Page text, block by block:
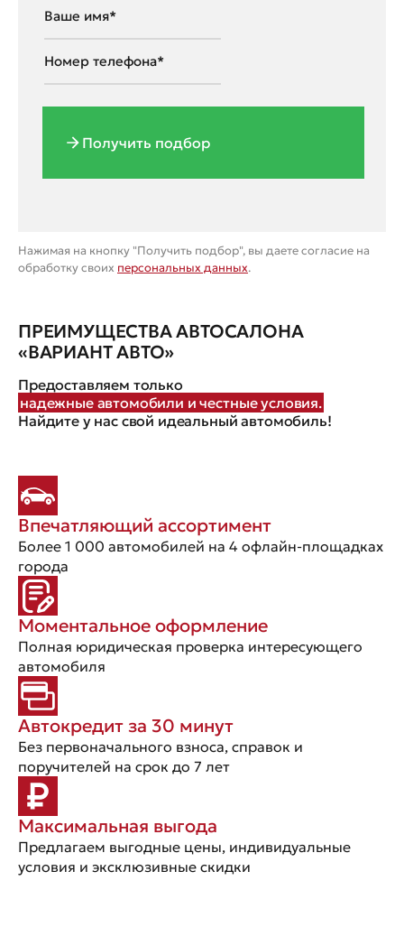
Получить подбор
Нажимая на кнопку "Получить подбор", вы даете согласие на
обработку своих персональных данных.
ПРЕИМУЩЕСТВА АВТОСАЛОНА
«ВАРИАНТ АВТО»
Предоставляем только
надежные автомобили и честные условия.
Найдите у нас свой идеальный автомобиль!
Впечатляющий ассортимент
Более 1 000 автомобилей на 4 офлайн-площадках
города
Моментальное оформление
Полная юридическая проверка интересующего
автомобиля
Автокредит за 30 минут
Без первоначального взноса, справок и
поручителей на срок до 7 лет
Максимальная выгода
Предлагаем выгодные цены, индивидуальные
условия и эксклюзивные скидки